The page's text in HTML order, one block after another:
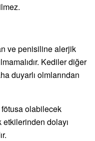
ve penisiline alerjik
Kediler diğer
duyarlı olmlarından
olabilecek
dolayı